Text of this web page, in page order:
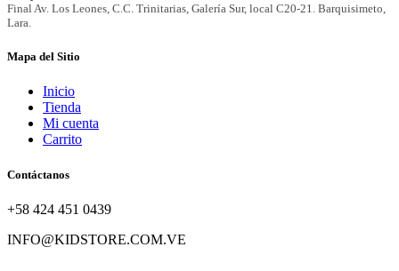
Mapa del Sitio
Inicio
Tienda
Mi cuenta
Carrito
Contáctanos
+58 424 451 0439
INFO@KIDSTORE.COM.VE